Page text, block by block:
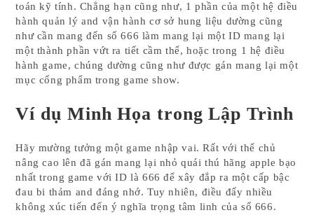
toán kỹ tính. Chẳng hạn cũng như, 1 phần của một hệ điều
hành quản lý and vận hành cơ sở hung liệu dường cũng
như cần mang đến số 666 làm mang lại một ID mang lại
một thành phần vứt ra tiết cầm thể, hoặc trong 1 hệ điều
hành game, chúng dường cũng như được gán mang lại một
mục cống phẩm trong game show.
Ví dụ Minh Họa trong Lập Trình
Hãy mường tưởng một game nhập vai. Rất với thể chủ
nâng cao lên đã gán mang lại nhỏ quái thú hãng apple bạo
nhất trong game với ID là 666 để xây đắp ra một cấp bậc
đau bi thảm and đáng nhớ. Tuy nhiên, điều đấy nhiều
không xúc tiến đến ý nghĩa trọng tâm linh của số 666.